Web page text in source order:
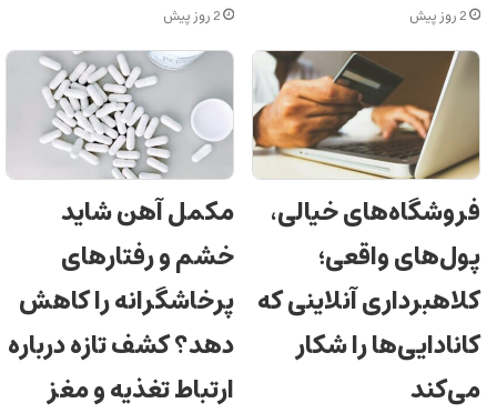
2 روز پیش 2 روز پیش
فروشگاه‌های خیالی،
پول‌های واقعی؛
کلاهبرداری آنلاینی که
کانادایی‌ها را شکار
می‌کند
مکمل آهن شاید
خشم و رفتارهای
پرخاشگرانه را کاهش
دهد؟ کشف تازه درباره
ارتباط تغذیه و مغز